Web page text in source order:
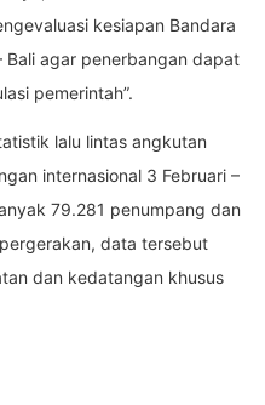
kesiapan Bandara
Bali agar penerbangan dapat
pemerintah”.
lalu lintas angkutan
internasional 3 Februari –
79.281 penumpang dan
data tersebut
dan kedatangan khusus